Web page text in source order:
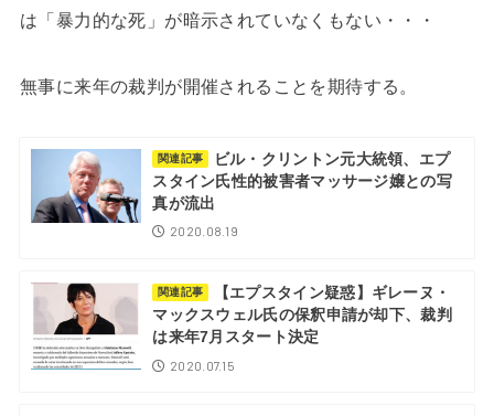
は「暴力的な死」が暗示されていなくもない・・・
無事に来年の裁判が開催されることを期待する。
関連記事
ビル・クリントン元大統領、エプ
スタイン氏性的被害者マッサージ嬢との写
真が流出
2020.08.19
関連記事
【エプスタイン疑惑】ギレーヌ・
マックスウェル氏の保釈申請が却下、裁判
は来年7月スタート決定
2020.07.15